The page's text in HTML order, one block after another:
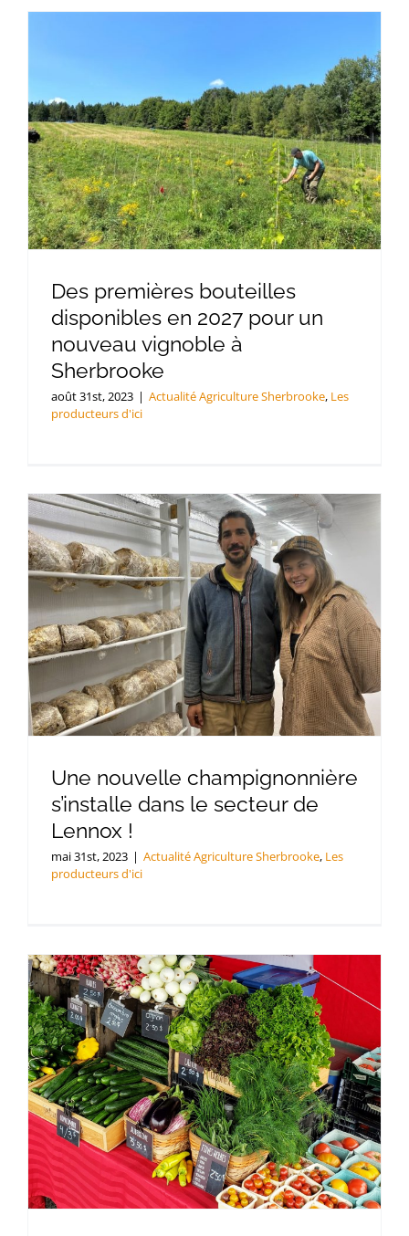
Des premières bouteilles
disponibles en 2027 pour un
nouveau vignoble à
Sherbrooke
août 31st, 2023 | Actualité Agriculture Sherbrooke, Les
producteurs d'ici
Une nouvelle champignonnière
s’installe dans le secteur de
Lennox !
mai 31st, 2023 | Actualité Agriculture Sherbrooke, Les
producteurs d'ici